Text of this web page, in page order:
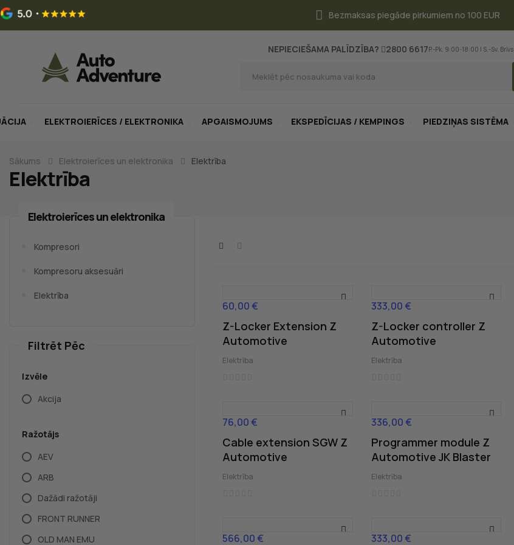
Bezmaksas piegāde pirkumiem no 100 EUR
NEPIECIEŠAMA PALĪDZĪBA? 2800 6617P.-Pk. 9:00-18:00 | S.-Sv. Brīvs
ELEKTROIERĪCES / ELEKTRONIKA APGAISMOJUMS EKSPEDĪCIJAS / KEMPINGS PIEDZIŅAS SISTĒMA
Elektrība
Sākums Elektroierīces un elektronika Elektrība
Elektroierīces un elektronika
Kompresori
Kompresoru aksesuāri
Elektrība
Filtrēt Pēc
Izvēle
Akcija
Ražotājs
AEV
ARB
Dažādi ražotāji
FRONT RUNNER
OLD MAN EMU
Cena
60,00 €
Z-Locker Extension Z
Automotive
Elektrība
Cena
333,00 €
Z-Locker controller Z
Automotive
Elektrība
Cena
76,00 €
Cable extension SGW Z
Automotive
Elektrība
Cena
336,00 €
Programmer module Z
Automotive JK Blaster
Elektrība
Cena
566,00 € Cena
333,00 €